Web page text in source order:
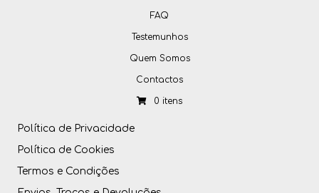
FAQ
Testemunhos
Quem Somos
Contactos
0 itens
Política de Privacidade
Política de Cookies
Termos e Condições